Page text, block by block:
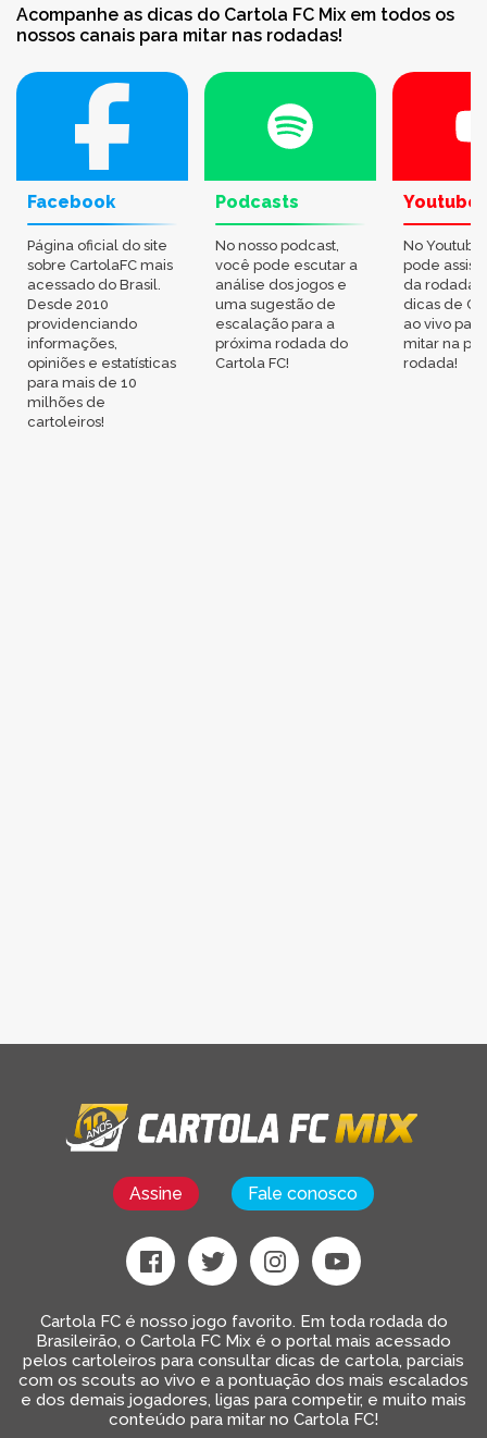
Acompanhe as dicas do Cartola FC Mix em todos os
nossos canais para mitar nas rodadas!
Facebook
Página oficial do site
sobre CartolaFC mais
acessado do Brasil.
Desde 2010
providenciando
informações,
opiniões e estatísticas
para mais de 10
milhões de
cartoleiros!
Podcasts
No nosso podcast,
você pode escutar a
análise dos jogos e
uma sugestão de
escalação para a
próxima rodada do
Cartola FC!
Youtube
No
pode
da rodada,
dicas de
ao vivo
mitar na
rodada!
Assine Fale conosco
Cartola FC é nosso jogo favorito. Em toda rodada do
Brasileirão, o Cartola FC Mix é o portal mais acessado
pelos cartoleiros para consultar dicas de cartola, parciais
com os scouts ao vivo e a pontuação dos mais escalados
e dos demais jogadores, ligas para competir, e muito mais
conteúdo para mitar no Cartola FC!